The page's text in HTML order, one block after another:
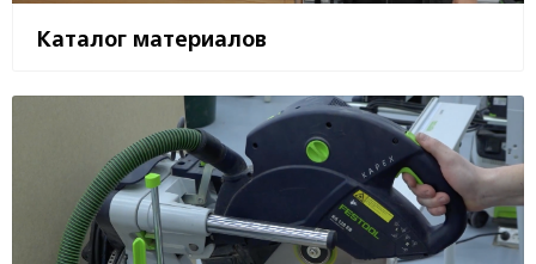
Каталог материалов